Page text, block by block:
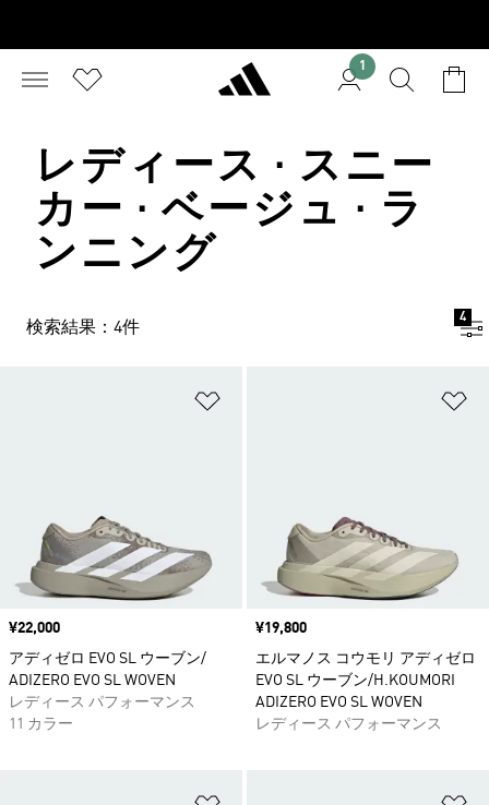
1
レディース · スニー
カー · ベージュ · ラ
ンニング
検索結果：4件
4
価格
¥22,000
アディゼロ EVO SL ウーブン/
ADIZERO EVO SL WOVEN
レディース パフォーマンス
11 カラー
価格
¥19,800
エルマノス コウモリ アディゼロ
EVO SL ウーブン/H.KOUMORI
ADIZERO EVO SL WOVEN
レディース パフォーマンス